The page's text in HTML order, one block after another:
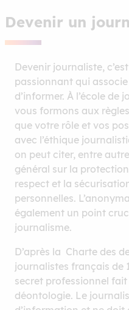
Devenir un
Devenir journaliste,
passionnant qui
d’informer. À l’école de
vous formons aux
que votre rôle et vos
avec l’éthique
on peut citer, entre
général sur la
respect et la
personnelles.
également un point
journalisme.
D’après la Charte des
journalistes français de
secret professionnel
déontologie. Le